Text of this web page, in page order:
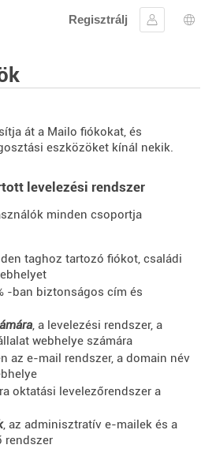
Regisztrálj
át a Mailo fiókokat, és
eszközöket kínál nekik.
levelezési rendszer
minden csoportja
taghoz tartozó fiókot, családi
-ban biztonságos cím és
, a levelezési rendszer, a
webhelye számára
az e-mail rendszer, a domain név
oktatási levelezőrendszer a
, az adminisztratív e-mailek és a
rendszer